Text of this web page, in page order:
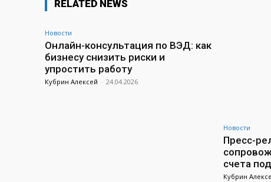
RELATED NEWS
Новости
Онлайн-консультация по ВЭД: как
бизнесу снизить риски и
упростить работу
Кубрин Алексей - 24.04.2026
Новости
Пресс-
счета
Кубрин